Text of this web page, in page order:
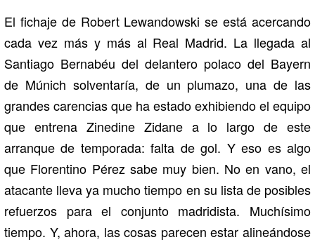
El fichaje de Robert Lewandowski se está acercando
cada vez más y más al Real Madrid. La llegada al
Santiago Bernabéu del delantero polaco del Bayern
de Múnich solventaría, de un plumazo, una de las
grandes carencias que ha estado exhibiendo el equipo
que entrena Zinedine Zidane a lo largo de este
arranque de temporada: falta de gol. Y eso es algo
que Florentino Pérez sabe muy bien. No en vano, el
atacante lleva ya mucho tiempo en su lista de posibles
refuerzos para el conjunto madridista. Muchísimo
tiempo. Y, ahora, las cosas parecen estar alineándose